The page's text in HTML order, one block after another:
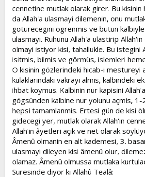
cennetine mutlak olarak girer. Bu kisinin
da Allah'a ulasmayi dilemenin, onu
götürecegini ögrenmis ve bütün
ulasmayi. Ruhunu Allah'a ulastirip
olmayi istiyor kisi, tahallukle. Bu istegini
isitmis, bilmis ve görmüs, islemleri
O kisinin gözlerindeki hicab-i mestureyi
kulaklarindaki vakrayi almis, kalbindeki
ihbat koymus. Kalbinin nur kapisini
gögsünden kalbine nur yolunu açmis, 1-
hepsi tamamlanmis. Ertesi gün de kisi
gidecegi yer, mutlak olarak Allah'in
Allah'in âyetleri açik ve net olarak
Âmenû olmanin en alt kademesi, 3.
ulasmayi dileyen kisi âmenû olur,
olamaz. Âmenû olmussa mutlaka
Suresinde diyor ki Allahû Tealâ: